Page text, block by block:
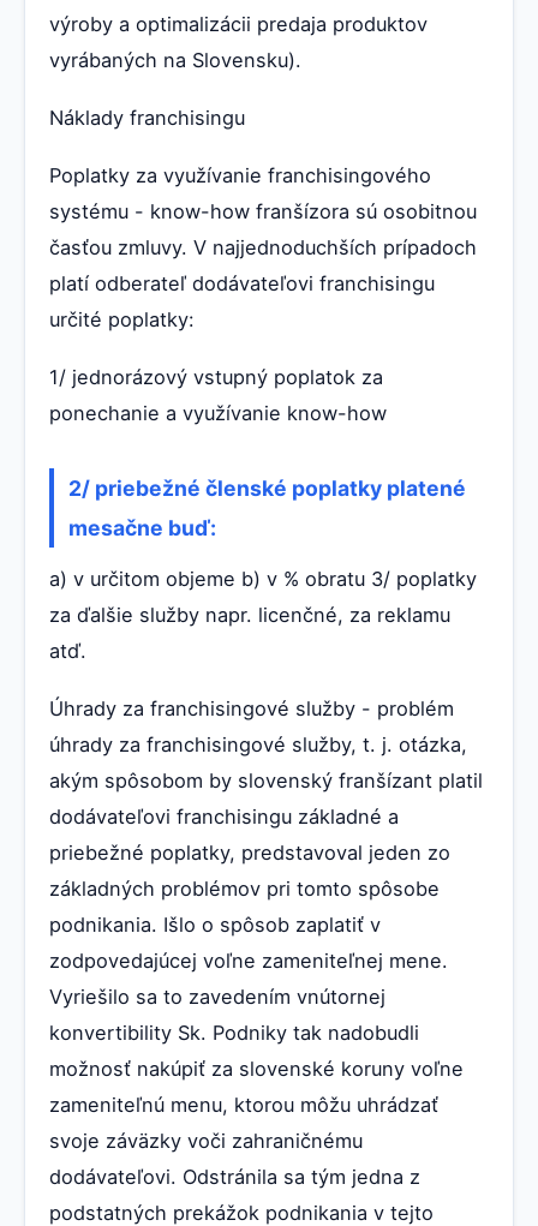
výroby a optimalizácii predaja produktov
vyrábaných na Slovensku).
Náklady franchisingu
Poplatky za využívanie franchisingového
systému - know-how franšízora sú osobitnou
časťou zmluvy. V najjednoduchších prípadoch
platí odberateľ dodávateľovi franchisingu
určité poplatky:
1/ jednorázový vstupný poplatok za
ponechanie a využívanie know-how
2/ priebežné členské poplatky platené
mesačne buď:
a) v určitom objeme b) v % obratu 3/ poplatky
za ďalšie služby napr. licenčné, za reklamu
atď.
Úhrady za franchisingové služby - problém
úhrady za franchisingové služby, t. j. otázka,
akým spôsobom by slovenský franšízant platil
dodávateľovi franchisingu základné a
priebežné poplatky, predstavoval jeden zo
základných problémov pri tomto spôsobe
podnikania. Išlo o spôsob zaplatiť v
zodpovedajúcej voľne zameniteľnej mene.
Vyriešilo sa to zavedením vnútornej
konvertibility Sk. Podniky tak nadobudli
možnosť nakúpiť za slovenské koruny voľne
zameniteľnú menu, ktorou môžu uhrádzať
svoje záväzky voči zahraničnému
dodávateľovi. Odstránila sa tým jedna z
podstatných prekážok podnikania v tejto